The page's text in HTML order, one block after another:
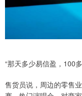
“那天多少易信盈，100
售货员说，周边的零售